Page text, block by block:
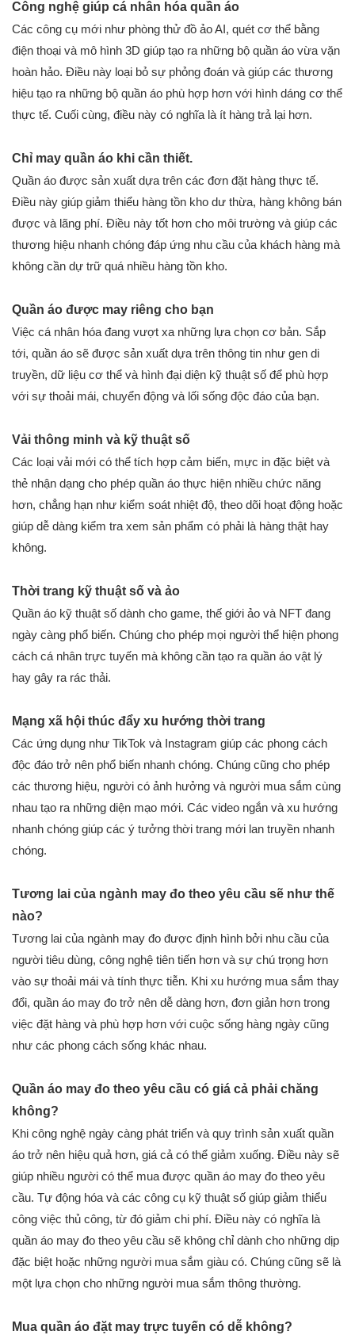
Công nghệ giúp cá nhân hóa quần áo
Các công cụ mới như phòng thử đồ ảo AI, quét cơ thể bằng
điện thoại và mô hình 3D giúp tạo ra những bộ quần áo vừa vặn
hoàn hảo. Điều này loại bỏ sự phỏng đoán và giúp các thương
hiệu tạo ra những bộ quần áo phù hợp hơn với hình dáng cơ thể
thực tế. Cuối cùng, điều này có nghĩa là ít hàng trả lại hơn.
Chỉ may quần áo khi cần thiết.
Quần áo được sản xuất dựa trên các đơn đặt hàng thực tế.
Điều này giúp giảm thiểu hàng tồn kho dư thừa, hàng không bán
được và lãng phí. Điều này tốt hơn cho môi trường và giúp các
thương hiệu nhanh chóng đáp ứng nhu cầu của khách hàng mà
không cần dự trữ quá nhiều hàng tồn kho.
Quần áo được may riêng cho bạn
Việc cá nhân hóa đang vượt xa những lựa chọn cơ bản. Sắp
tới, quần áo sẽ được sản xuất dựa trên thông tin như gen di
truyền, dữ liệu cơ thể và hình đại diện kỹ thuật số để phù hợp
với sự thoải mái, chuyển động và lối sống độc đáo của bạn.
Vải thông minh và kỹ thuật số
Các loại vải mới có thể tích hợp cảm biến, mực in đặc biệt và
thẻ nhận dạng cho phép quần áo thực hiện nhiều chức năng
hơn, chẳng hạn như kiểm soát nhiệt độ, theo dõi hoạt động hoặc
giúp dễ dàng kiểm tra xem sản phẩm có phải là hàng thật hay
không.
Thời trang kỹ thuật số và ảo
Quần áo kỹ thuật số dành cho game, thế giới ảo và NFT đang
ngày càng phổ biến. Chúng cho phép mọi người thể hiện phong
cách cá nhân trực tuyến mà không cần tạo ra quần áo vật lý
hay gây ra rác thải.
Mạng xã hội thúc đẩy xu hướng thời trang
Các ứng dụng như TikTok và Instagram giúp các phong cách
độc đáo trở nên phổ biến nhanh chóng. Chúng cũng cho phép
các thương hiệu, người có ảnh hưởng và người mua sắm cùng
nhau tạo ra những diện mạo mới. Các video ngắn và xu hướng
nhanh chóng giúp các ý tưởng thời trang mới lan truyền nhanh
chóng.
Tương lai của ngành may đo theo yêu cầu sẽ như thế
nào?
Tương lai của ngành may đo được định hình bởi nhu cầu của
người tiêu dùng, công nghệ tiên tiến hơn và sự chú trọng hơn
vào sự thoải mái và tính thực tiễn. Khi xu hướng mua sắm thay
đổi, quần áo may đo trở nên dễ dàng hơn, đơn giản hơn trong
việc đặt hàng và phù hợp hơn với cuộc sống hàng ngày cũng
như các phong cách sống khác nhau.
Quần áo may đo theo yêu cầu có giá cả phải chăng
không?
Khi công nghệ ngày càng phát triển và quy trình sản xuất quần
áo trở nên hiệu quả hơn, giá cả có thể giảm xuống. Điều này sẽ
giúp nhiều người có thể mua được quần áo may đo theo yêu
cầu. Tự động hóa và các công cụ kỹ thuật số giúp giảm thiểu
công việc thủ công, từ đó giảm chi phí. Điều này có nghĩa là
quần áo may đo theo yêu cầu sẽ không chỉ dành cho những dịp
đặc biệt hoặc những người mua sắm giàu có. Chúng cũng sẽ là
một lựa chọn cho những người mua sắm thông thường.
Mua quần áo đặt may trực tuyến có dễ không?